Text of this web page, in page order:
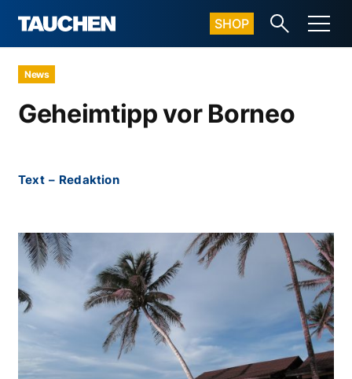
SHOP
News
Geheimtipp vor Borneo
Text – Redaktion